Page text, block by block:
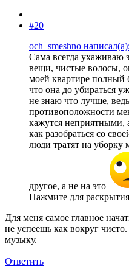
#20
och_smeshno написал(а):
Сама всегда ухаживаю
вещи, чистые волосы,
моей квартире полный
что она до убираться
не знаю что лучше,
противоположности
кажутся неприятными,
как разобраться со
люди тратят на уборку
другое, а не на это
Нажмите для
Для меня самое главное
не успеешь как вокруг
музыку.
Ответить